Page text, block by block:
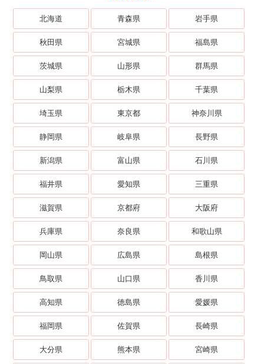
北海道 青森県 岩手県
秋田県 宮城県 福島県
茨城県 山形県 群馬県
山梨県 栃木県 千葉県
埼玉県 東京都 神奈川県
静岡県 岐阜県 長野県
新潟県 富山県 石川県
福井県 愛知県 三重県
滋賀県 京都府 大阪府
兵庫県 奈良県 和歌山県
岡山県 広島県 島根県
鳥取県 山口県 香川県
高知県 徳島県 愛媛県
福岡県 佐賀県 長崎県
大分県 熊本県 宮崎県